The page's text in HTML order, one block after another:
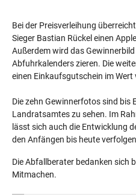
Bei der Preisverleihung
Sieger Bastian Rückel einen
Außerdem wird das
Abfuhrkalenders zieren. Die
einen Einkaufsgutschein im Wert
Die zehn Gewinnerfotos sind bis
Landratsamtes zu sehen. Im
lässt sich auch die Entwicklung
den Anfängen bis heute
Die Abfallberater bedanken sich
Mitmachen.